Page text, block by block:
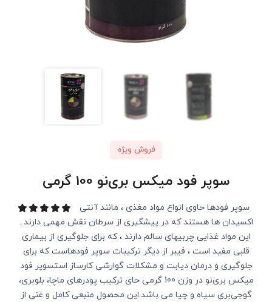
فروش ویژه
سوپر فود میکس بری‌نو 100 گرمی
سوپر فودها حاوی انواع مواد مغذی ، مانند آنتی
اکسیدان ها هستند که در پیشگیری از سرطان نقش مهمی دارند .
این مواد غذایی چربیهای سالم دارند ، که برای جلوگیری از بیماری
قلبی مفید است ، فیبر از دیگر ترکیبات سوپر فودهاست که برای
جلوگیری و درمان دیابت و مشکلات گوارشی کارساز استسوپر فود
میکس بری‌نو در وزن 100 گرمی حای ترکیب پودرهای ماچا، بلوبری،
گوجی‌بری سیاه و چیا می باشد.این محصول منبعی کامل و غنی از